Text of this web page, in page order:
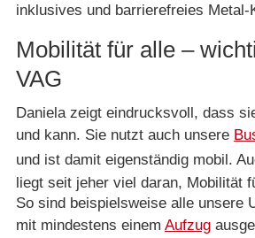
inklusives und barrierefreies Metal-
Mobilität für alle –
VAG
Daniela zeigt eindrucksvoll, dass
und kann. Sie nutzt auch unsere
und ist damit eigenständig mobil.
liegt seit jeher viel daran, Mobilität
So sind beispielsweise alle unsere
mit mindestens einem Aufzug